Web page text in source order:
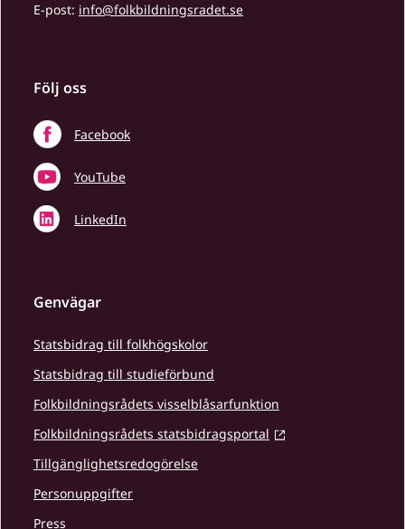
E-post: info@folkbildningsradet.se
Följ oss
Facebook
YouTube
LinkedIn
Genvägar
Statsbidrag till folkhögskolor
Statsbidrag till studieförbund
Folkbildningsrådets visselblåsarfunktion
Folkbildningsrådets statsbidragsportal
Tillgänglighetsredogörelse
Personuppgifter
Press